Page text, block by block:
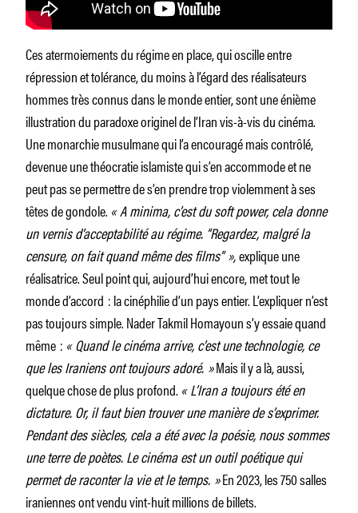
Ces atermoiements du régime en place, qui oscille entre
répression et tolérance, du moins à l’égard des réalisateurs
hommes très connus dans le monde entier, sont une énième
illustration du paradoxe originel de l’Iran vis-à-vis du cinéma.
Une monarchie musulmane qui l’a encouragé mais contrôlé,
devenue une théocratie islamiste qui s’en accommode et ne
peut pas se permettre de s’en prendre trop violemment à ses
têtes de gondole. « A minima, c’est du soft power, cela donne
un vernis d’acceptabilité au régime. “Regardez, malgré la
censure, on fait quand même des films” »,explique une
réalisatrice. Seul point qui, aujourd’hui encore, met tout le
monde d’accord : la cinéphilie d’un pays entier. L’expliquer n’est
pas toujours simple. Nader Takmil Homayoun s’y essaie quand
même : « Quand le cinéma arrive, c’est une technologie, ce
que les Iraniens ont toujours adoré. »Mais il y a là, aussi,
quelque chose de plus profond. « L’Iran a toujours été en
dictature. Or, il faut bien trouver une manière de s’exprimer.
Pendant des siècles, cela a été avec la poésie, nous sommes
une terre de poètes. Le cinéma est un outil poétique qui
permet de raconter la vie et le temps. »En 2023, les 750 salles
iraniennes ont vendu vint-huit millions de billets.